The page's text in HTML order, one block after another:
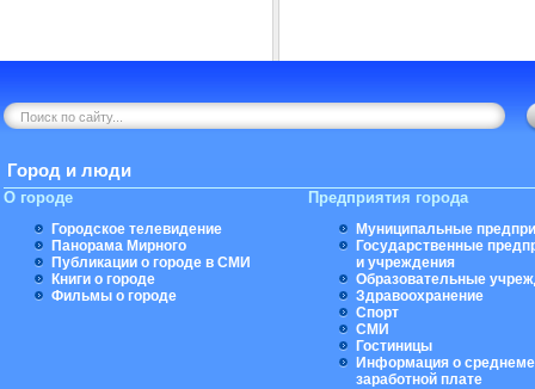
Город и люди
О городе
Городское телевидение
Панорама Мирного
Публикации о городе в СМИ
Книги о городе
Фильмы о городе
Предприятия города
Муниципальные
Государственные
и учреждения
Образовательные
Здравоохранение
Спорт
СМИ
Гостиницы
Информация о
заработной плате